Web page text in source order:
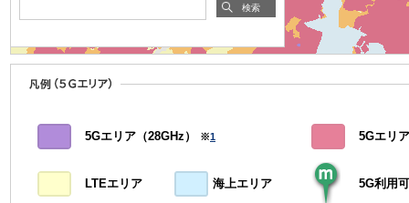
検索
5Gエリア（28GHz） ※1 5Gエリ
LTEエリア 海上エリア 5G利用